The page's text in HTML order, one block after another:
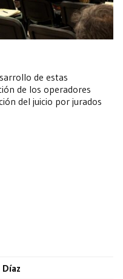
de estas
de los operadores
del juicio por jurados